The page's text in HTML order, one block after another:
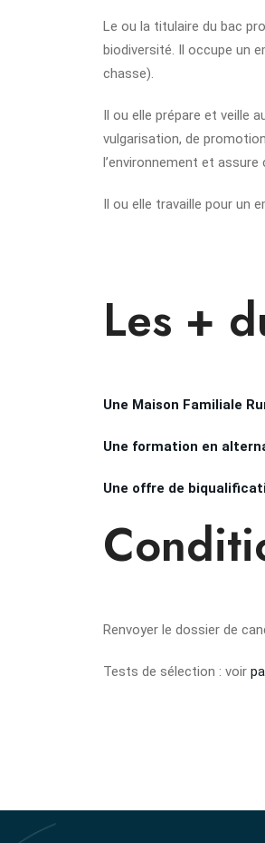
Le ou la titulaire du bac
biodiversité. Il occupe un
chasse).
Il ou elle prépare et veille
vulgarisation, de
l’environnement et assure
Il ou elle travaille pour un
Les +
Une Maison Familiale
Une formation en
Une offre de
Renvoyer le dossier de
Tests de sélection : voir